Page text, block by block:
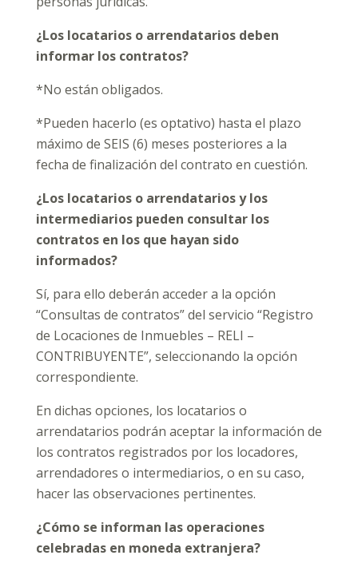
¿Los locatarios o arrendatarios deben
informar los contratos?
*No están obligados.
*Pueden hacerlo (es optativo) hasta el plazo
máximo de SEIS (6) meses posteriores a la
fecha de finalización del contrato en cuestión.
¿Los locatarios o arrendatarios y los
intermediarios pueden consultar los
contratos en los que hayan sido
informados?
Sí, para ello deberán acceder a la opción
“Consultas de contratos” del servicio “Registro
de Locaciones de Inmuebles – RELI –
CONTRIBUYENTE”, seleccionando la opción
correspondiente.
En dichas opciones, los locatarios o
arrendatarios podrán aceptar la información de
los contratos registrados por los locadores,
arrendadores o intermediarios, o en su caso,
hacer las observaciones pertinentes.
¿Cómo se informan las operaciones
celebradas en moneda extranjera?